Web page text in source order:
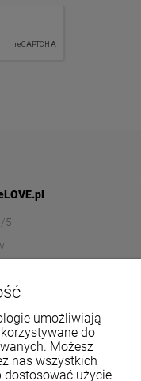
5
umożliwiają
do
Możesz
nas wszystkich
dostosować użycie